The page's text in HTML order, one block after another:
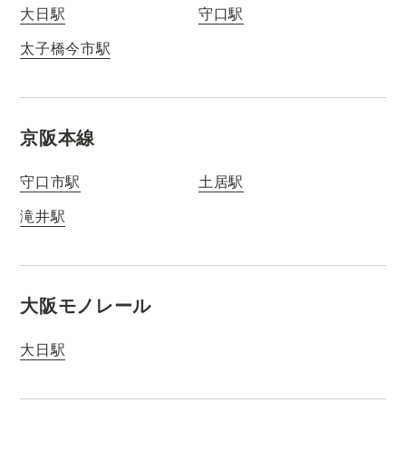
大日駅
守口駅
太子橋今市駅
京阪本線
守口市駅
土居駅
滝井駅
大阪モノレール
大日駅